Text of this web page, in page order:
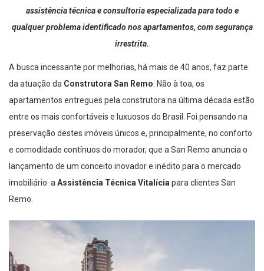
assistência técnica e consultoria especializada para todo e
qualquer problema identificado nos apartamentos, com segurança
irrestrita.
A busca incessante por melhorias, há mais de 40 anos, faz parte
da atuação da Construtora San Remo. Não à toa, os
apartamentos entregues pela construtora na última década estão
entre os mais confortáveis e luxuosos do Brasil. Foi pensando na
preservação destes imóveis únicos e, principalmente, no conforto
e comodidade contínuos do morador, que a San Remo anuncia o
lançamento de um conceito inovador e inédito para o mercado
imobiliário: aAssistência Técnica Vitalíciapara clientes San
Remo.